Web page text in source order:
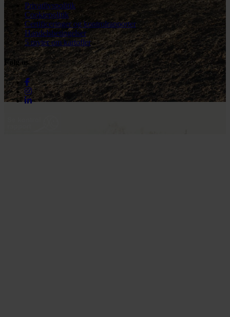
Privatlivspolitik
Cookiepolitik
Certificeringer og kontrolrapporter
Handelsbetingelser
5 myter om kartofler
Følg os